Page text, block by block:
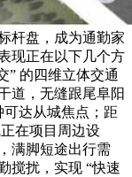
杆盘，成为通勤家
现正在以下几个方
” 的四维立体交通
道，无缝跟尾阜阳
达从城焦点；距
在项目周边设
满脚短途出行需
搅扰，实现 “快速